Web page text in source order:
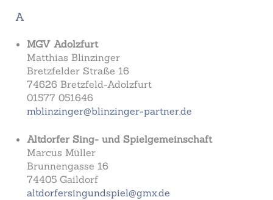
A
MGV Adolzfurt
Matthias Blinzinger
Bretzfelder Straße 16
74626 Bretzfeld-Adolzfurt
01577 051646
mblinzinger@blinzinger-partner.de
Altdorfer Sing- und Spielgemeinschaft
Marcus Müller
Brunnengasse 16
74405 Gaildorf
altdorfersingundspiel@gmx.de